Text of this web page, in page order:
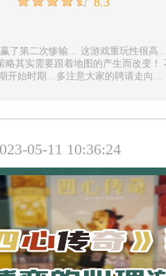
图的产生而改变！ 不能一直使用一样的科技书！ 然后记得m
开始时期…多注意大家的聘请走向
05-11 10:36:24